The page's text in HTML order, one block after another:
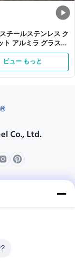
チールステンレス ク
ト アルミラ グラス用
引き出し OEM
ビュー もっと
Co., Ltd.